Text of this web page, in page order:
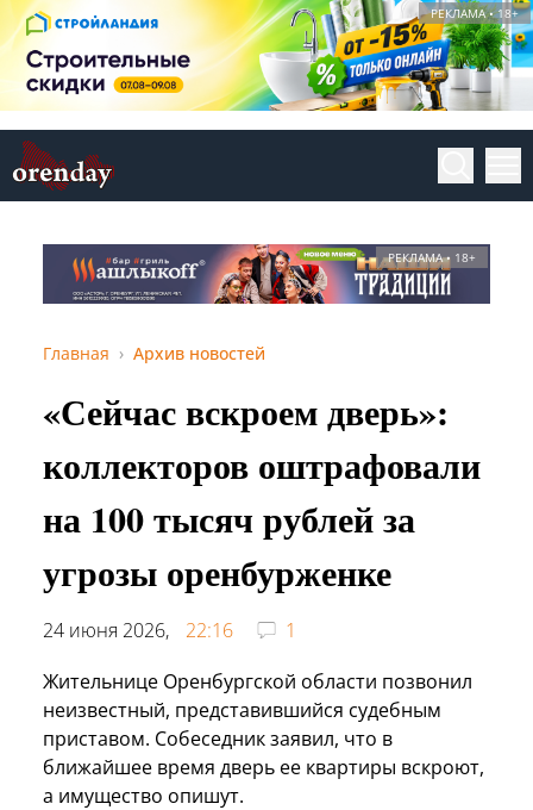
РЕКЛАМА • 18+
РЕКЛАМА • 18+
Главная Архив новостей
«Сейчас вскроем дверь»:
коллекторов оштрафовали
на 100 тысяч рублей за
угрозы оренбурженке
24 июня 2026, 22:16
1
Жительнице Оренбургской области позвонил
неизвестный, представившийся судебным
приставом. Собеседник заявил, что в
ближайшее время дверь ее квартиры вскроют,
а имущество опишут.